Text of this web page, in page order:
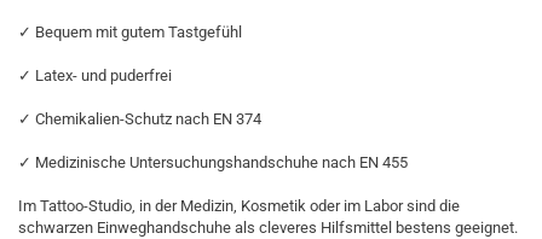
✓ Bequem mit gutem Tastgefühl
✓ Latex- und puderfrei
✓ Chemikalien-Schutz nach EN 374
✓ Medizinische Untersuchungshandschuhe nach EN 455
Im Tattoo-Studio, in der Medizin, Kosmetik oder im Labor sind die
schwarzen Einweghandschuhe als cleveres Hilfsmittel bestens geeignet.